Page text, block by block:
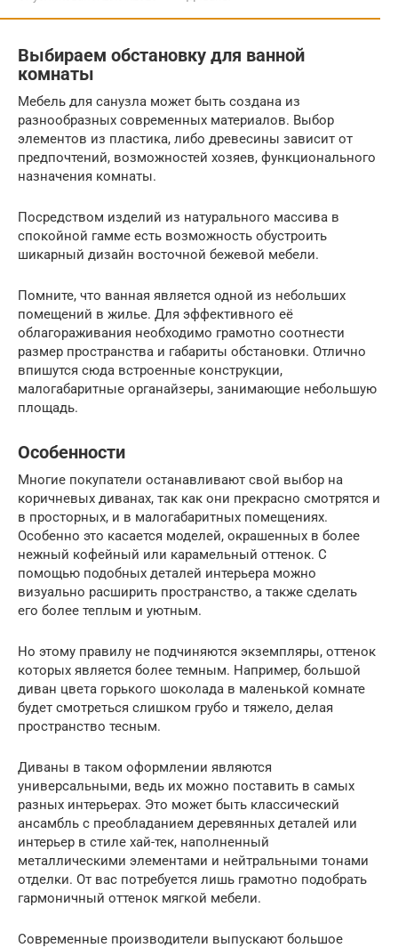
Выбираем обстановку для ванной
комнаты
Мебель для санузла может быть создана из
разнообразных современных материалов. Выбор
элементов из пластика, либо древесины зависит от
предпочтений, возможностей хозяев, функционального
назначения комнаты.
Посредством изделий из натурального массива в
спокойной гамме есть возможность обустроить
шикарный дизайн восточной бежевой мебели.
Помните, что ванная является одной из небольших
помещений в жилье. Для эффективного её
облагораживания необходимо грамотно соотнести
размер пространства и габариты обстановки. Отлично
впишутся сюда встроенные конструкции,
малогабаритные органайзеры, занимающие небольшую
площадь.
Особенности
Многие покупатели останавливают свой выбор на
коричневых диванах, так как они прекрасно смотрятся и
в просторных, и в малогабаритных помещениях.
Особенно это касается моделей, окрашенных в более
нежный кофейный или карамельный оттенок. С
помощью подобных деталей интерьера можно
визуально расширить пространство, а также сделать
его более теплым и уютным.
Но этому правилу не подчиняются экземпляры, оттенок
которых является более темным. Например, большой
диван цвета горького шоколада в маленькой комнате
будет смотреться слишком грубо и тяжело, делая
пространство тесным.
Диваны в таком оформлении являются
универсальными, ведь их можно поставить в самых
разных интерьерах. Это может быть классический
ансамбль с преобладанием деревянных деталей или
интерьер в стиле хай-тек, наполненный
металлическими элементами и нейтральными тонами
отделки. От вас потребуется лишь грамотно подобрать
гармоничный оттенок мягкой мебели.
Современные производители выпускают большое